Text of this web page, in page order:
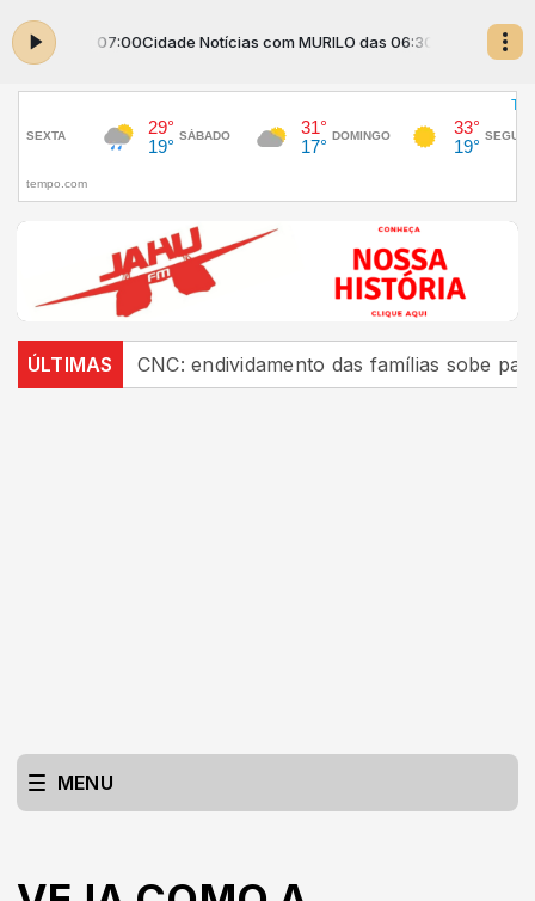
06:30 às 07:00Cidade Notícias com MURILO das 06:30 às 07:00
ÚLTIMASCNC: endividamento das famílias sobe para
MENU